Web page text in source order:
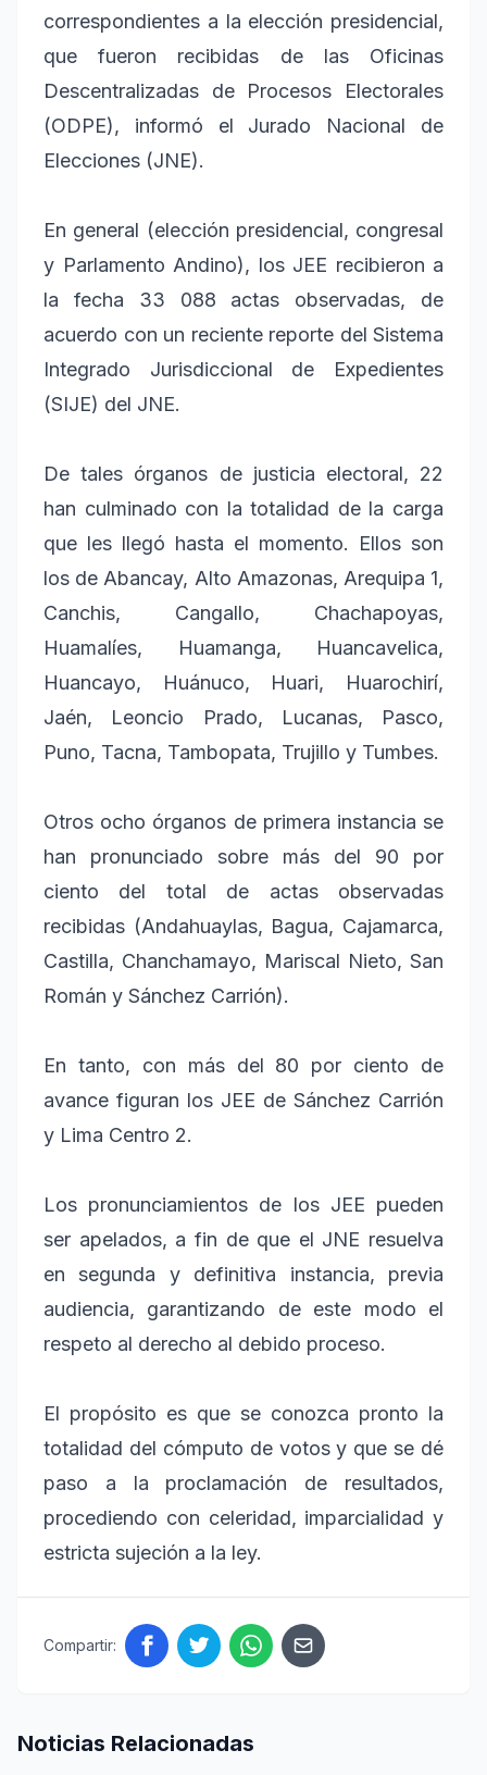
correspondientes a la elección presidencial,
que fueron recibidas de las Oficinas
Descentralizadas de Procesos Electorales
(ODPE), informó el Jurado Nacional de
Elecciones (JNE).
En general (elección presidencial, congresal
y Parlamento Andino), los JEE recibieron a
la fecha 33 088 actas observadas, de
acuerdo con un reciente reporte del Sistema
Integrado Jurisdiccional de Expedientes
(SIJE) del JNE.
De tales órganos de justicia electoral, 22
han culminado con la totalidad de la carga
que les llegó hasta el momento. Ellos son
los de Abancay, Alto Amazonas, Arequipa 1,
Canchis, Cangallo, Chachapoyas,
Huamalíes, Huamanga, Huancavelica,
Huancayo, Huánuco, Huari, Huarochirí,
Jaén, Leoncio Prado, Lucanas, Pasco,
Puno, Tacna, Tambopata, Trujillo y Tumbes.
Otros ocho órganos de primera instancia se
han pronunciado sobre más del 90 por
ciento del total de actas observadas
recibidas (Andahuaylas, Bagua, Cajamarca,
Castilla, Chanchamayo, Mariscal Nieto, San
Román y Sánchez Carrión).
En tanto, con más del 80 por ciento de
avance figuran los JEE de Sánchez Carrión
y Lima Centro 2.
Los pronunciamientos de los JEE pueden
ser apelados, a fin de que el JNE resuelva
en segunda y definitiva instancia, previa
audiencia, garantizando de este modo el
respeto al derecho al debido proceso.
El propósito es que se conozca pronto la
totalidad del cómputo de votos y que se dé
paso a la proclamación de resultados,
procediendo con celeridad, imparcialidad y
estricta sujeción a la ley.
Compartir:
Noticias Relacionadas